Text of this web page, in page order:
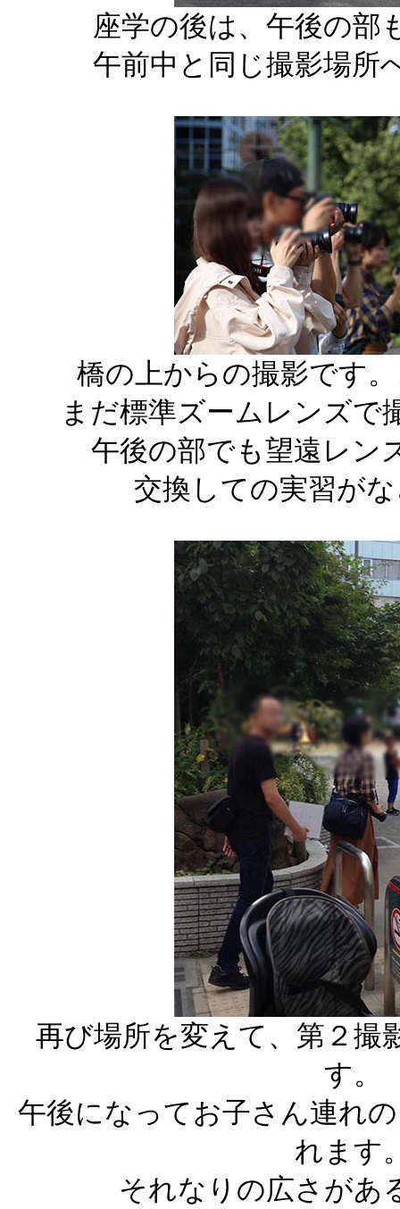
座学の後は、午後の部
午前中と同じ撮影場所
橋の上からの撮影です
まだ標準ズームレンズで
午後の部でも望遠レン
交換しての実習が
再び場所を変えて、第２撮
す。
午後になってお子さん連れ
れます
それなりの広さがあ